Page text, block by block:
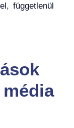
függetlenül